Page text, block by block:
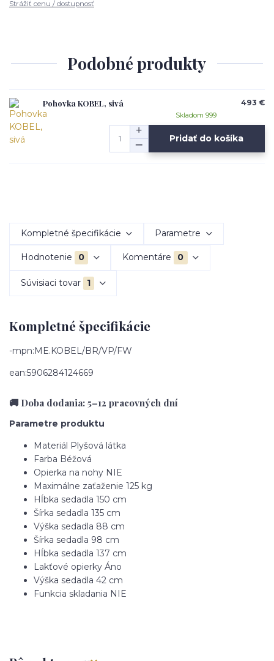
Strážiť cenu / dostupnosť
Podobné produkty
Pohovka KOBEL, sivá 493 €
Skladom 999
Pridať do košíka
Kompletné špecifikácie Parametre
Hodnotenie 0 Komentáre 0
Súvisiaci tovar 1
Kompletné špecifikácie
-mpn:ME.KOBEL/BR/VP/FW
ean:5906284124669
🚚 Doba dodania: 5–12 pracovných dní
Parametre produktu
Materiál
Plyšová látka
Farba Béžová
Opierka na nohy NIE
Maximálne zaťaženie 125 kg
Hĺbka sedadla 150 cm
Šírka sedadla 135 cm
Výška sedadla 88 cm
Šírka sedadla 98 cm
Hĺbka sedadla 137 cm
Lakťové opierky Áno
Výška sedadla 42 cm
Funkcia skladania NIE